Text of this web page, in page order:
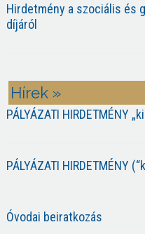
Hirdetmény a szociális és
díjáról
Hírek »
PÁLYÁZATI HIRDETMÉNY
PÁLYÁZATI HIRDETMÉNY
Óvodai beiratkozás